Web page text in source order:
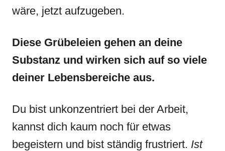
wäre, jetzt aufzugeben.
Diese Grübeleien gehen an deine
Substanz und wirken sich auf so viele
deiner Lebensbereiche aus.
Du bist unkonzentriert bei der Arbeit,
kannst dich kaum noch für etwas
begeistern und bist ständig frustriert. Ist